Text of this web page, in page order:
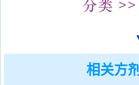
相关方